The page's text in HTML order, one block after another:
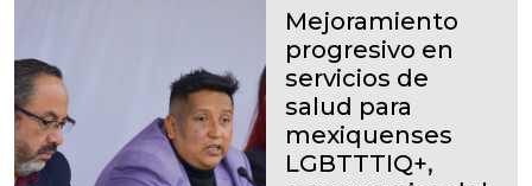
Mejoramiento
progresivo en
servicios de
salud para
mexiquenses
LGBTTTIQ+,